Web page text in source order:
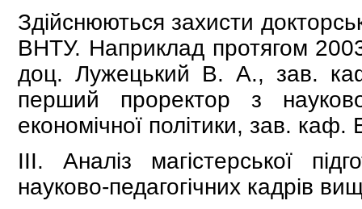
Здійснюються захисти
ВНТУ. Наприклад протягом
доц. Лужецький В. А., зав.
перший проректор з
економічної політики, зав.
ІІІ. Аналіз магістерської
науково-педагогічних кадрів